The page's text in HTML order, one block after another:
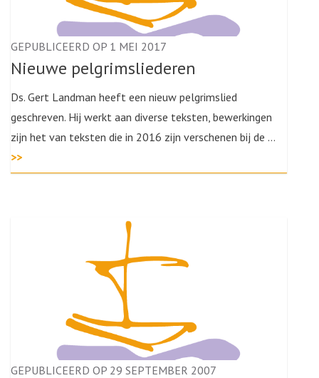
GEPUBLICEERD OP 1 MEI 2017
Nieuwe pelgrimsliederen
Ds. Gert Landman heeft een nieuw pelgrimslied
geschreven. Hij werkt aan diverse teksten, bewerkingen
zijn het van teksten die in 2016 zijn verschenen bij de …
>>
GEPUBLICEERD OP 29 SEPTEMBER 2007